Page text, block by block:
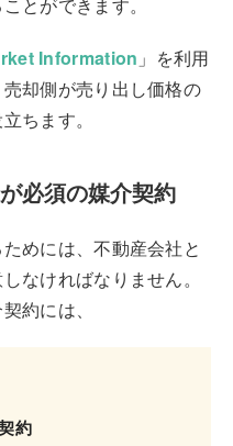
とができます。
Information 」を利用
却側が売り出し価格の
ちます。
必須の媒介契約
めには、不動産会社と
なければなりません。
約には、
約